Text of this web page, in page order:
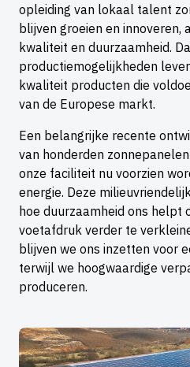
opleiding van lokaal talent
blijven groeien en innoveren,
kwaliteit en duurzaamheid.
productiemogelijkheden
kwaliteit producten die
van de Europese markt.
Een belangrijke recente
van honderden
onze faciliteit nu voorzien
energie. Deze
hoe duurzaamheid ons helpt
voetafdruk verder te
blijven we ons inzetten voor
terwijl we hoogwaardige
produceren.